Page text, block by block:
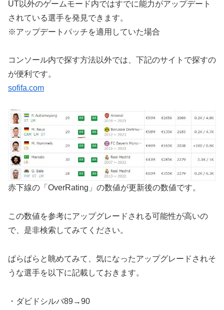
UT以外のゲームモード内ではすでに能力がアップデート
されている選手を発見できます。
※アップデートパッチを適用していた場合
コンソール内で探す方法以外では、下記のサイトで探すの
が便利です。
sofifa.com
赤下線の「OverRating」の数値が更新後の数値です。
この数値を参考にアップグレードされる可能性が高いの
で、是非検索してみてください。
ぱらぱらと眺めてみて、気になったアップグレードされそ
うな選手を以下に記載しておきます。
・ダビドシルバ89→90